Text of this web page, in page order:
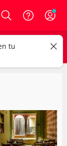
Login
CAMBIAR
tu